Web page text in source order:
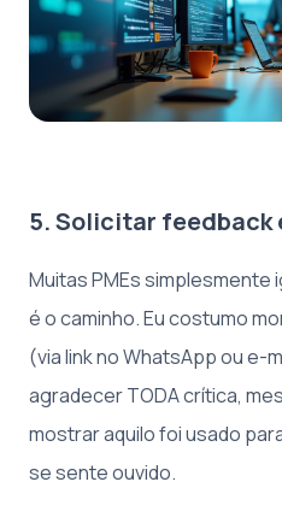
5. Solicitar feedback
Muitas PMEs simplesmente
é o caminho. Eu costumo
(via link no WhatsApp ou e-
agradecer TODA crítica,
mostrar aquilo foi usado
se sente ouvido.